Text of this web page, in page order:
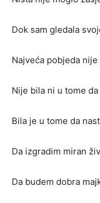
Dok sam gledala
Najveća pobjeda
Nije bila ni u tome
Bila je u tome da
Da izgradim miran
Da budem dobra